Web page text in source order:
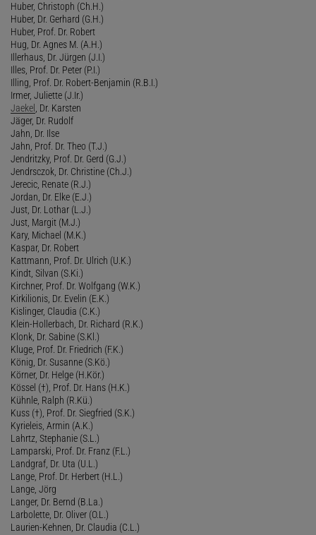
Huber, Christoph (Ch.H.)
Huber, Dr. Gerhard (G.H.)
Huber, Prof. Dr. Robert
Hug, Dr. Agnes M. (A.H.)
Illerhaus, Dr. Jürgen (J.I.)
Illes, Prof. Dr. Peter (P.I.)
Illing, Prof. Dr. Robert-Benjamin (R.B.I.)
Irmer, Juliette (J.Ir.)
Jaekel , Dr. Karsten
Jäger, Dr. Rudolf
Jahn, Dr. Ilse
Jahn, Prof. Dr. Theo (T.J.)
Jendritzky, Prof. Dr. Gerd (G.J.)
Jendrsczok, Dr. Christine (Ch.J.)
Jerecic, Renate (R.J.)
Jordan, Dr. Elke (E.J.)
Just, Dr. Lothar (L.J.)
Just, Margit (M.J.)
Kary, Michael (M.K.)
Kaspar, Dr. Robert
Kattmann, Prof. Dr. Ulrich (U.K.)
Kindt, Silvan (S.Ki.)
Kirchner, Prof. Dr. Wolfgang (W.K.)
Kirkilionis, Dr. Evelin (E.K.)
Kislinger, Claudia (C.K.)
Klein-Hollerbach, Dr. Richard (R.K.)
Klonk, Dr. Sabine (S.Kl.)
Kluge, Prof. Dr. Friedrich (F.K.)
König, Dr. Susanne (S.Kö.)
Körner, Dr. Helge (H.Kör.)
Kössel (†), Prof. Dr. Hans (H.K.)
Kühnle, Ralph (R.Kü.)
Kuss (†), Prof. Dr. Siegfried (S.K.)
Kyrieleis, Armin (A.K.)
Lahrtz, Stephanie (S.L.)
Lamparski, Prof. Dr. Franz (F.L.)
Landgraf, Dr. Uta (U.L.)
Lange, Prof. Dr. Herbert (H.L.)
Lange, Jörg
Langer, Dr. Bernd (B.La.)
Larbolette, Dr. Oliver (O.L.)
Laurien-Kehnen, Dr. Claudia (C.L.)